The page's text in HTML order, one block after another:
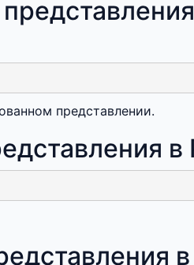
представлении.
в